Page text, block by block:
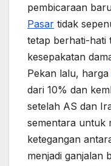
pembicaraan
Pasar tidak
tetap berhati-hati
kesepakatan
Pekan lalu, harga
dari 10% dan
setelah AS dan
sementara untuk
ketegangan
menjadi ganjalan